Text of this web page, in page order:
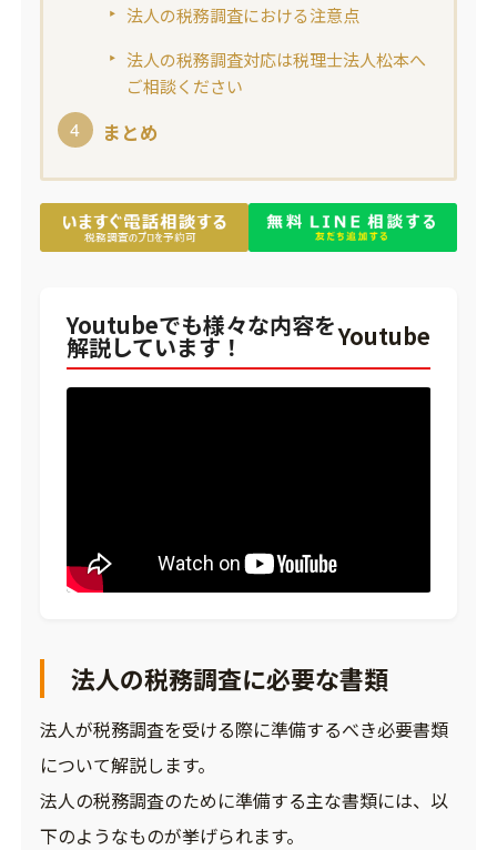
法人の税務調査における注意点
法人の税務調査対応は税理士法人松本へ
ご相談ください
まとめ
Youtubeでも様々な内容を
解説しています！ Youtube
法人の税務調査に必要な書類
法人が税務調査を受ける際に準備するべき必要書類
について解説します。
法人の税務調査のために準備する主な書類には、以
下のようなものが挙げられます。